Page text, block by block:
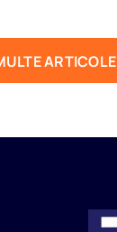
ARTICOLE